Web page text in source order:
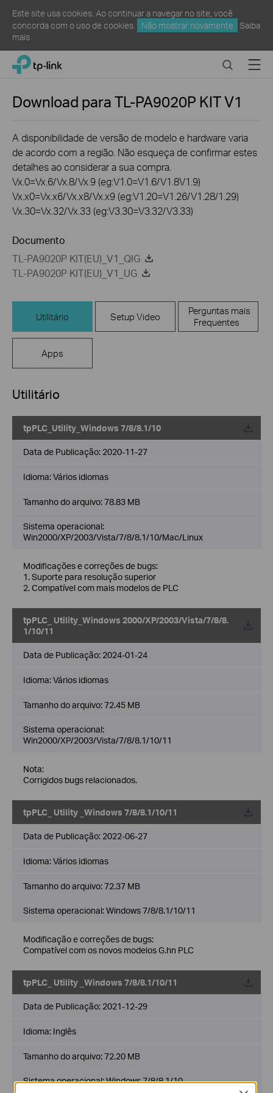
Este site usa cookies. Ao continuar a navegar no site, você
concorda com o uso de cookies.
Não mostrar novamente
Saiba
mais
Click
navigation
TP-Link, Reliably Smart SearchMenu
Download paraTL-PA9020P KITV1
A disponibilidade de versão de modelo e hardware varia
de acordo com a região. Não esqueça de confirmar estes
detalhes ao considerar a sua compra.
Vx.0=Vx.6/Vx.8/Vx.9 (eg:V1.0=V1.6/V1.8V1.9)
Vx.x0=Vx.x6/Vx.x8/Vx.x9 (eg:V1.20=V1.26/V1.28/1.29)
Vx.30=Vx.32/Vx.33 (eg:V3.30=V3.32/V3.33)
Documento
TL-PA9020P KIT(EU)_V1_QIG
TL-PA9020P KIT(EU)_V1_UG
Utilitário Setup Video
Perguntas mais
Frequentes
Apps
Utilitário
tpPLC_Utility_Windows 7/8/8.1/10
Data de Publicação: 2020-11-27
Idioma:Vários idiomas
Tamanho do arquivo:78.83 MB
Sistema operacional:
Win2000/XP/2003/Vista/7/8/8.1/10/Mac/Linux
Modificações e correções de bugs:
1. Suporte para resolução superior
2. Compatível com mais modelos de PLC
tpPLC_ Utility_Windows 2000/XP/2003/Vista/7/8/8.
1/10/11
Data de Publicação: 2024-01-24
Idioma:Vários idiomas
Tamanho do arquivo:72.45 MB
Sistema operacional:
Win2000/XP/2003/Vista/7/8/8.1/10/11
Nota:
Corrigidos bugs relacionados.
tpPLC_ Utility _Windows 7/8/8.1/10/11
Data de Publicação: 2022-06-27
Idioma:Vários idiomas
Tamanho do arquivo:72.37 MB
Sistema operacional: Windows 7/8/8.1/10/11
Modificação e correções de bugs:
Compatível com os novos modelos G.hn PLC
tpPLC_ Utility _Windows 7/8/8.1/10/11
Data de Publicação: 2021-12-29
Idioma: Inglês
Tamanho do arquivo:72.20 MB
Sistema operacional: Windows 7/8/8.1/10